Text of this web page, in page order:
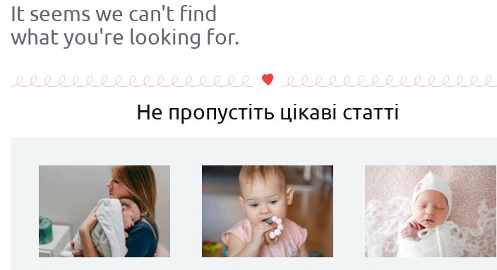
It seems we can't find
what you're looking for.
Не пропустіть цікаві статті